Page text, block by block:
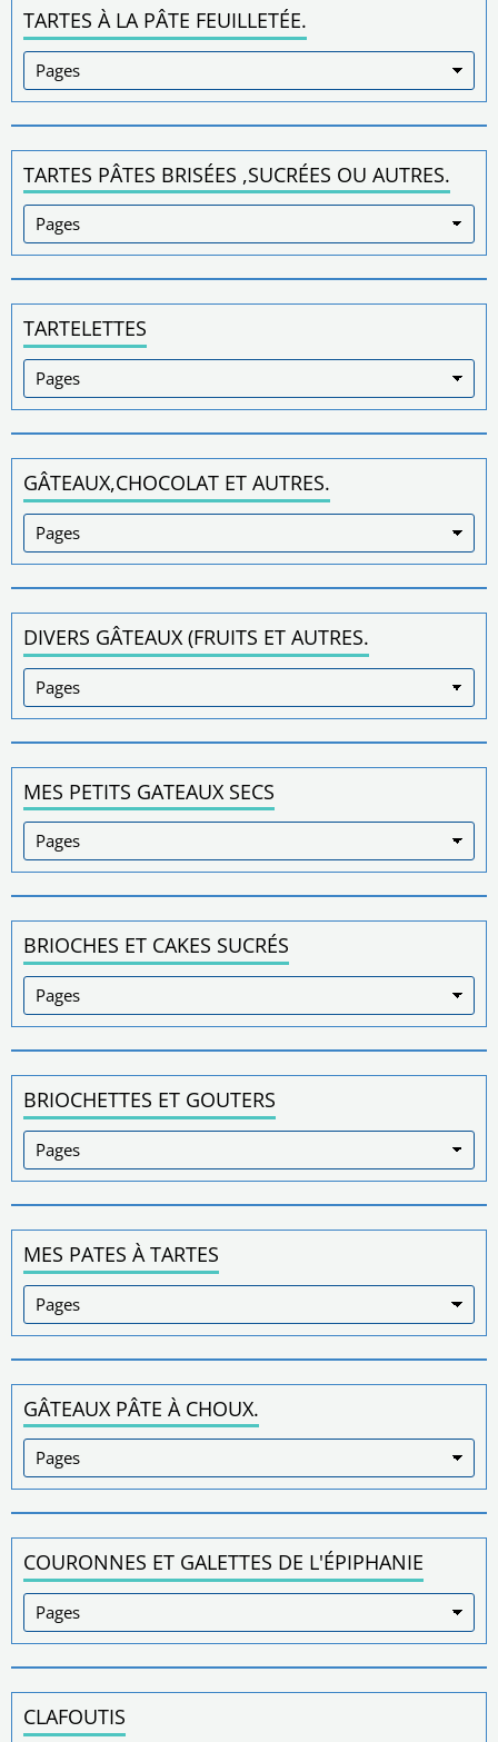
TARTES À LA PÂTE FEUILLETÉE.
TARTES PÂTES BRISÉES ,SUCRÉES OU AUTRES.
TARTELETTES
GÂTEAUX,CHOCOLAT ET AUTRES.
DIVERS GÂTEAUX (FRUITS ET AUTRES.
MES PETITS GATEAUX SECS
BRIOCHES ET CAKES SUCRÉS
BRIOCHETTES ET GOUTERS
MES PATES À TARTES
GÂTEAUX PÂTE À CHOUX.
COURONNES ET GALETTES DE L'ÉPIPHANIE
CLAFOUTIS